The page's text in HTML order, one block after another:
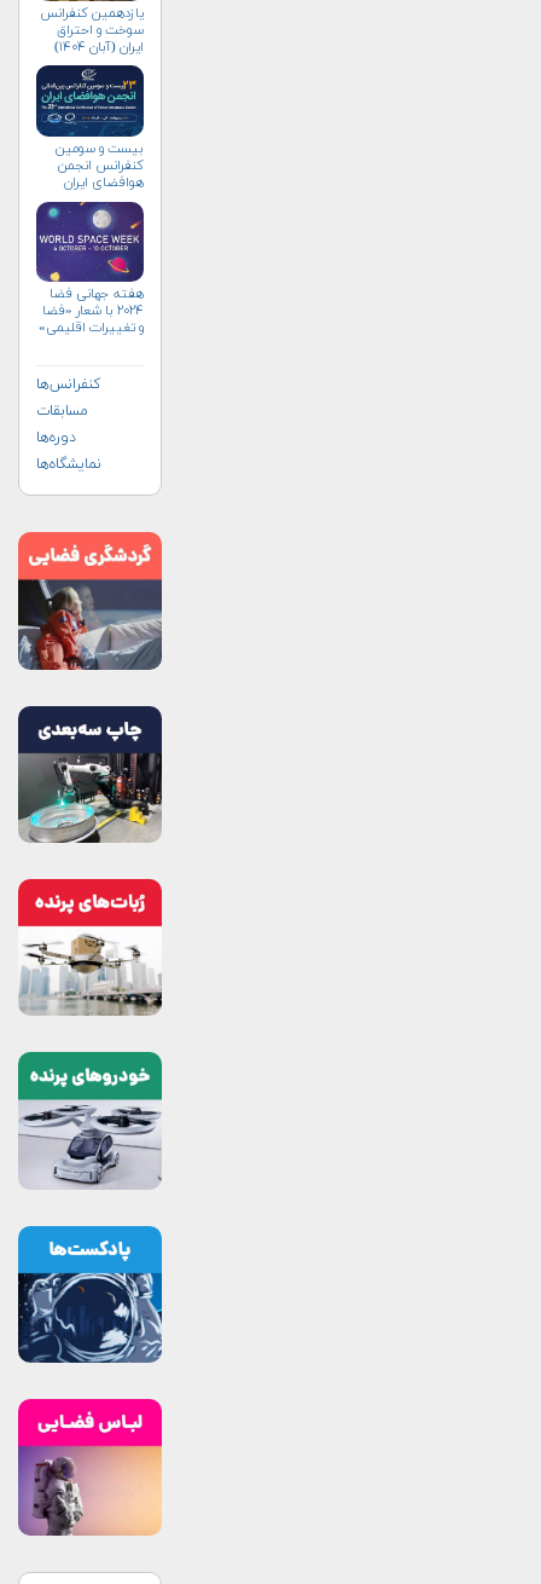
یازدهمین کنفرانس
سوخت و احتراق
ایران (آبان‌ ۱۴۰۴)
بیست و سومین
کنفرانس انجمن
هوافضای ايران
هفته جهانی فضا
۲۰۲۴ با شعار «فضا
و تغییرات اقلیمی»
کنفرانس‌ها
مسابقات
دوره‌ها
نمایشگاه‌ها